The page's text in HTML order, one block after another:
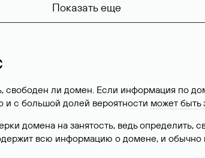
Показать еще
свободен ли домен. Если информация по
и с большой долей вероятности может быть
домена на занятость, ведь
всю информацию о домене, и